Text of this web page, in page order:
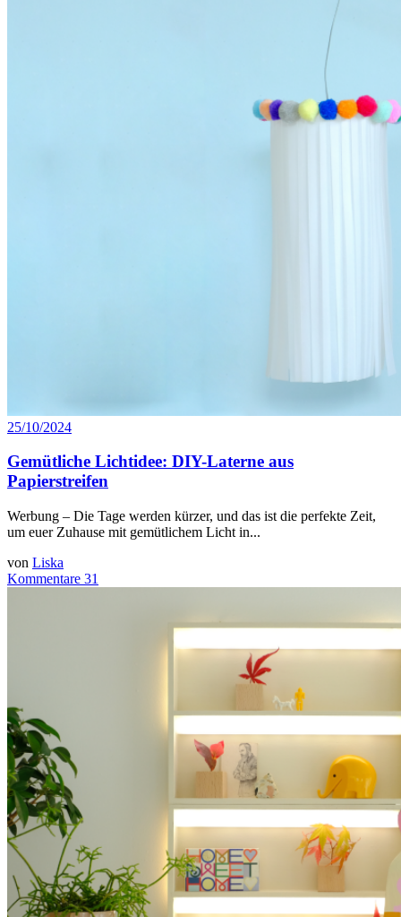
25/10/2024
Gemütliche Lichtidee: DIY-Laterne aus
Papierstreifen
Werbung – Die Tage werden kürzer, und das ist die perfekte Zeit,
um euer Zuhause mit gemütlichem Licht in...
von Liska
Kommentare 31